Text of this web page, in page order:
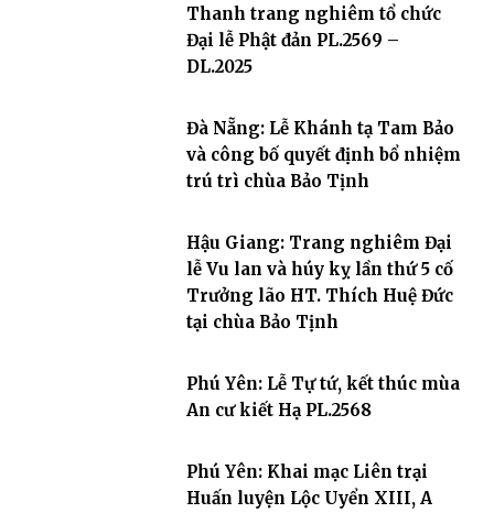
Thanh trang nghiêm tổ chức
Đại lễ Phật đản PL.2569 –
DL.2025
Đà Nẵng: Lễ Khánh tạ Tam Bảo
và công bố quyết định bổ nhiệm
trú trì chùa Bảo Tịnh
Hậu Giang: Trang nghiêm Đại
lễ Vu lan và húy kỵ lần thứ 5 cố
Trưởng lão HT. Thích Huệ Đức
tại chùa Bảo Tịnh
Phú Yên: Lễ Tự tứ, kết thúc mùa
An cư kiết Hạ PL.2568
Phú Yên: Khai mạc Liên trại
Huấn luyện Lộc Uyển XIII, A